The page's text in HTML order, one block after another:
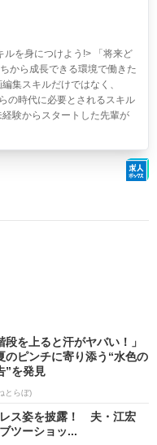
ルを身につけよう!> 「将来ど
から成長できる環境で働きた
集スキルだけではなく、
の時代に必要とされるスキル
験からスタートした先輩が
段を上ると汗がヤバい！」
のピンチに寄り添う“水色の
”を発見
とらぼ)
ス姿を披露！ 夫・江宏
ツーショッ...